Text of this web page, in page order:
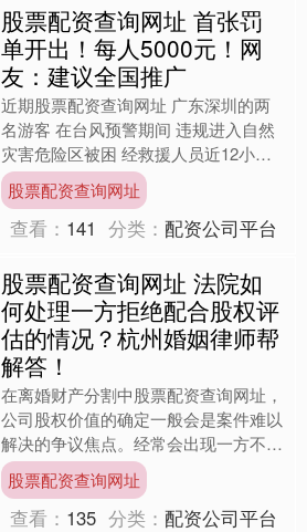
股票配资查询网址 首张罚
单开出！每人5000元！网
友：建议全国推广
近期股票配资查询网址 广东深圳的两
名游客 在台风预警期间 违规进入自然
灾害危险区被困 经救援人员近12小时
的艰苦搜救 游客被成功转移至安全区
域 事后 当地相关部....
股票配资查询网址
查看： 141 分类：配资公司平台
股票配资查询网址 法院如
何处理一方拒绝配合股权评
估的情况？杭州婚姻律师帮
解答！
在离婚财产分割中股票配资查询网址，
公司股权价值的确定一般会是案件难以
解决的争议焦点。经常会出现一方不配
合导致价值评估困难，如何公平合理地
确定股权价值成为司法实践....
股票配资查询网址
查看： 135 分类：配资公司平台